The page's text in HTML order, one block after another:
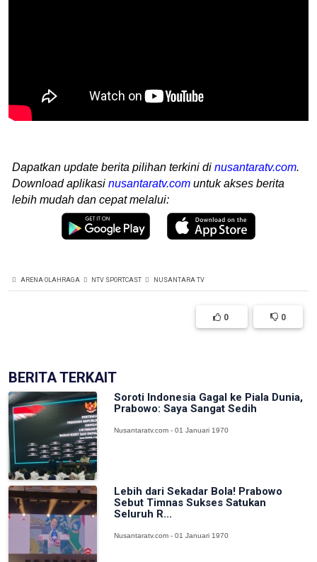
Dapatkan update berita pilihan terkini di nusantaratv.com.
Download aplikasi nusantaratv.com untuk akses berita
lebih mudah dan cepat melalui:
ARENA OLAHRAGA NTV SPORTCAST NUSANTARA TV
0 0
BERITA TERKAIT
Soroti Indonesia Gagal ke Piala Dunia,
Prabowo: Saya Sangat Sedih
Nusantaratv.com - 01 Januari 1970
Lebih dari Sekadar Bola! Prabowo
Sebut Timnas Sukses Satukan
Seluruh R...
Nusantaratv.com - 01 Januari 1970